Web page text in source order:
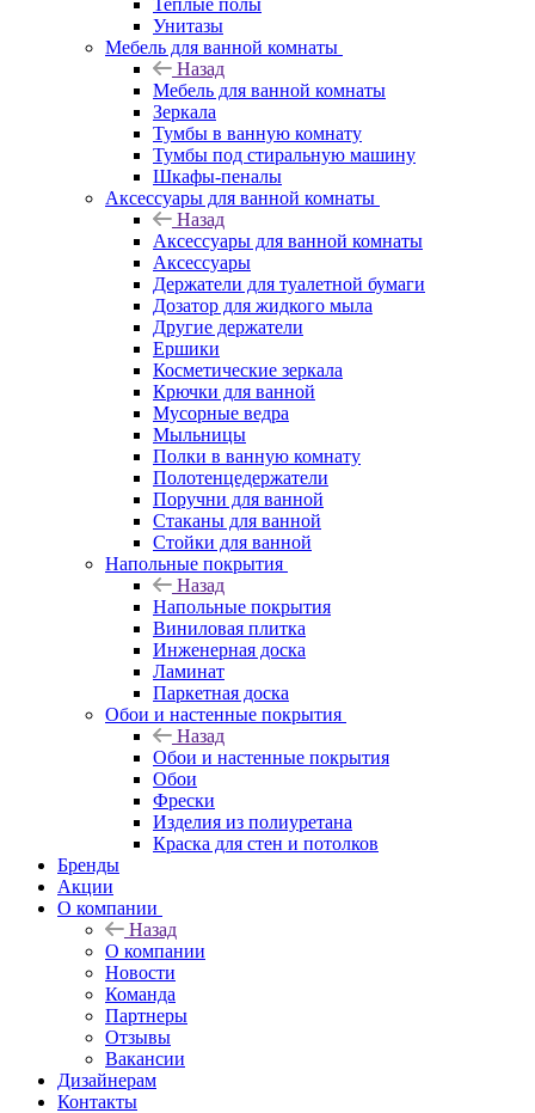
Теплые полы
Унитазы
Мебель для ванной комнаты
Назад
Мебель для ванной комнаты
Зеркала
Тумбы в ванную комнату
Тумбы под стиральную машину
Шкафы-пеналы
Аксессуары для ванной комнаты
Назад
Аксессуары для ванной комнаты
Аксессуары
Держатели для туалетной бумаги
Дозатор для жидкого мыла
Другие держатели
Ершики
Косметические зеркала
Крючки для ванной
Мусорные ведра
Мыльницы
Полки в ванную комнату
Полотенцедержатели
Поручни для ванной
Стаканы для ванной
Стойки для ванной
Напольные покрытия
Назад
Напольные покрытия
Виниловая плитка
Инженерная доска
Ламинат
Паркетная доска
Обои и настенные покрытия
Назад
Обои и настенные покрытия
Обои
Фрески
Изделия из полиуретана
Краска для стен и потолков
Бренды
Акции
О компании
Назад
О компании
Новости
Команда
Партнеры
Отзывы
Вакансии
Дизайнерам
Контакты